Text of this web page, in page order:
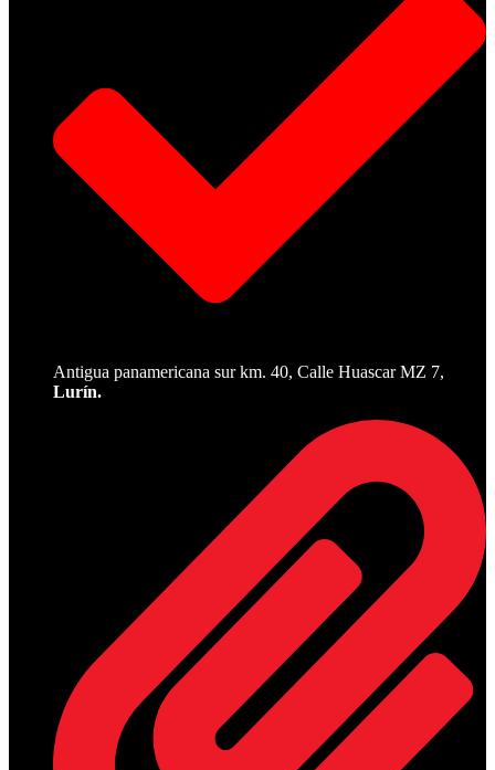
Antigua panamericana sur km. 40, Calle Huascar MZ 7,
Lurín.